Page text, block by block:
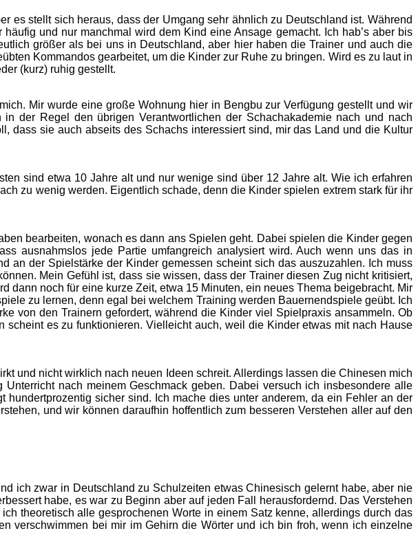
es stellt sich heraus, dass der Umgang sehr ähnlich zu Deutschland ist. Während
und nur manchmal wird dem Kind eine Ansage gemacht. Ich hab’s aber bis
größer als bei uns in Deutschland, aber hier haben die Trainer und auch die
Kommandos gearbeitet, um die Kinder zur Ruhe zu bringen. Wird es zu laut in
(kurz) ruhig gestellt.
Mir wurde eine große Wohnung hier in Bengbu zur Verfügung gestellt und wir
der Regel den übrigen Verantwortlichen der Schachakademie nach und nach
dass sie auch abseits des Schachs interessiert sind, mir das Land und die Kultur
sind etwa 10 Jahre alt und nur wenige sind über 12 Jahre alt. Wie ich erfahren
zu wenig werden. Eigentlich schade, denn die Kinder spielen extrem stark für ihr
bearbeiten, wonach es dann ans Spielen geht. Dabei spielen die Kinder gegen
ausnahmslos jede Partie umfangreich analysiert wird. Auch wenn uns das in
an der Spielstärke der Kinder gemessen scheint sich das auszuzahlen. Ich muss
Mein Gefühl ist, dass sie wissen, dass der Trainer diesen Zug nicht kritisiert,
dann noch für eine kurze Zeit, etwa 15 Minuten, ein neues Thema beigebracht. Mir
zu lernen, denn egal bei welchem Training werden Bauernendspiele geübt. Ich
von den Trainern gefordert, während die Kinder viel Spielpraxis ansammeln. Ob
es zu funktionieren. Vielleicht auch, weil die Kinder etwas mit nach Hause
und nicht wirklich nach neuen Ideen schreit. Allerdings lassen die Chinesen mich
nach meinem Geschmack geben. Dabei versuch ich insbesondere alle
sicher sind. Ich mache dies unter anderem, da ein Fehler an der
und wir können daraufhin hoffentlich zum besseren Verstehen aller auf den
ich zwar in Deutschland zu Schulzeiten etwas Chinesisch gelernt habe, aber nie
habe, es war zu Beginn aber auf jeden Fall herausfordernd. Das Verstehen
theoretisch alle gesprochenen Worte in einem Satz kenne, allerdings durch das
verschwimmen bei mir im Gehirn die Wörter und ich bin froh, wenn ich einzelne